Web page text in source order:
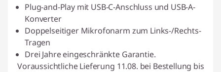
Plug-and-Play mit USB-C-Anschluss und USB-A-
Konverter
Doppelseitiger Mikrofonarm zum Links-/Rechts-
Tragen
Drei Jahre eingeschränkte Garantie.
Voraussichtliche Lieferung 11.08. bei Bestellung bis